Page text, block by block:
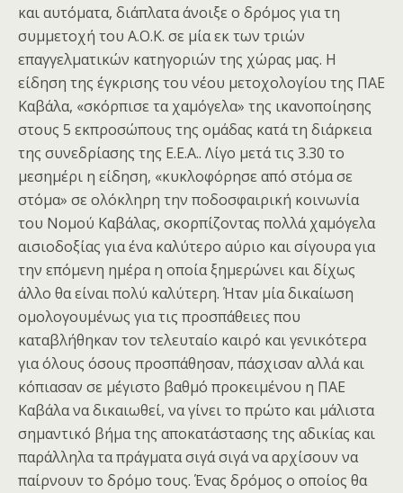
και αυτόματα, διάπλατα άνοιξε ο δρόμος για τη
συμμετοχή του Α.Ο.Κ. σε μία εκ των τριών
επαγγελματικών κατηγοριών της χώρας μας. Η
είδηση της έγκρισης του νέου μετοχολογίου της ΠΑΕ
Καβάλα, «σκόρπισε τα χαμόγελα» της ικανοποίησης
στους 5 εκπροσώπους της ομάδας κατά τη διάρκεια
της συνεδρίασης της Ε.Ε.Α.. Λίγο μετά τις 3.30 το
μεσημέρι η είδηση, «κυκλοφόρησε από στόμα σε
στόμα» σε ολόκληρη την ποδοσφαιρική κοινωνία
του Νομού Καβάλας, σκορπίζοντας πολλά χαμόγελα
αισιοδοξίας για ένα καλύτερο αύριο και σίγουρα για
την επόμενη ημέρα η οποία ξημερώνει και δίχως
άλλο θα είναι πολύ καλύτερη. Ήταν μία δικαίωση
ομολογουμένως για τις προσπάθειες που
καταβλήθηκαν τον τελευταίο καιρό και γενικότερα
για όλους όσους προσπάθησαν, πάσχισαν αλλά και
κόπιασαν σε μέγιστο βαθμό προκειμένου η ΠΑΕ
Καβάλα να δικαιωθεί, να γίνει το πρώτο και μάλιστα
σημαντικό βήμα της αποκατάστασης της αδικίας και
παράλληλα τα πράγματα σιγά σιγά να αρχίσουν να
παίρνουν το δρόμο τους. Ένας δρόμος ο οποίος θα